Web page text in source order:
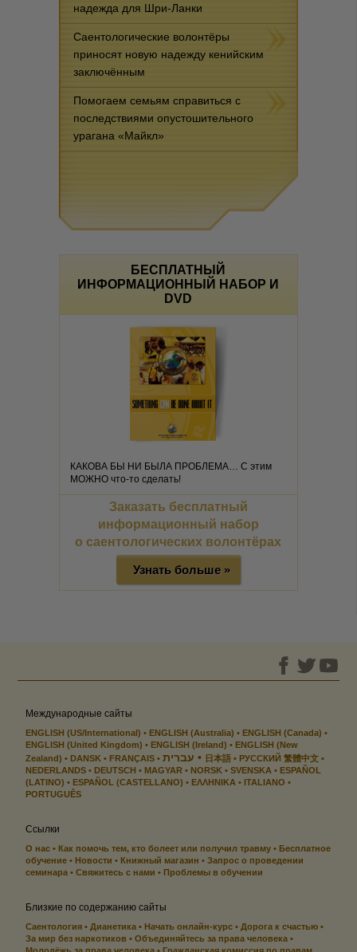
надежда для Шри-Ланки
Саентологические волонтёры
приносят новую надежду кенийским
заключённым
Помогаем семьям справиться с
последствиями опустошительного
урагана «Майкл»
БЕСПЛАТНЫЙ
ИНФОРМАЦИОННЫЙ НАБОР И
DVD
КАКОВА БЫ НИ БЫЛА ПРОБЛЕМА… С этим
МОЖНО что-то сделать!
Заказать бесплатный
информационный набор
о саентологических волонтёрах
Узнать больше »
Международные сайты
ENGLISH (US/International) ENGLISH (Australia)
ENGLISH (Canada)
ENGLISH (United Kingdom)
ENGLISH (Ireland)
ENGLISH (New
Zealand)
DANSK FRANÇAIS עברית 日本語 РУССКИЙ 繁體中文
NEDERLANDS
DEUTSCH MAGYAR NORSK SVENSKA
ESPAÑOL
(LATINO)
ESPAÑOL (CASTELLANO) ΕΛΛΗΝΙΚA
ITALIANO
PORTUGUÊS
Ссылки
О нас Как помочь тем, кто болеет или получил травму
Бесплатное
обучение
Новости Книжный магазин
Запрос о проведении
семинара
Свяжитесь с нами Проблемы в обучении
Близкие по содержанию сайты
Саентология Дианетика Начать онлайн-курс
Дорога к счастью
За мир без наркотиков
Объединяйтесь за права человека